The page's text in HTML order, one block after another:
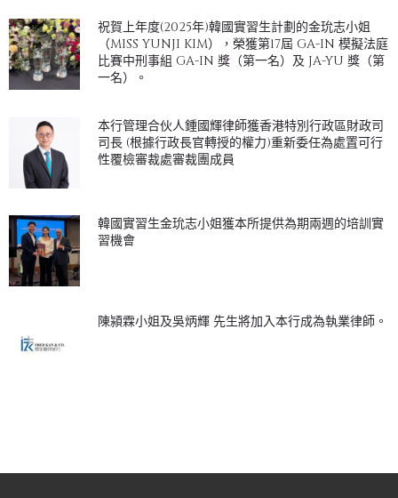
祝賀上年度(2025年)韓國實習生計劃的金玧志小姐
（MISS YUNJI KIM），榮獲第17屆 GA-IN 模擬法庭
比賽中刑事組 GA-IN 獎（第一名）及 JA-YU 獎（第
一名）。
本行管理合伙人鍾國輝律師獲香港特別行政區財政司
司長 (根據行政長官轉授的權力)重新委任為處置可行
性覆檢審裁處審裁團成員
韓國實習生金玧志小姐獲本所提供為期兩週的培訓實
習機會
陳潁霖小姐及吳炳輝 先生將加入本行成為執業律師。